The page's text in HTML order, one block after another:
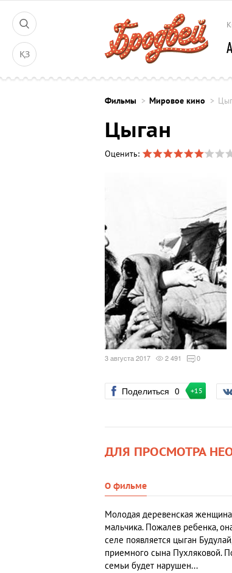
ҚЗ
Фильмы Мировое кино
Цыган
Оценить:
3 августа 2017 2 491 0
Поделиться 0 +15
ДЛЯ ПРОСМОТРА
О фильме
Молодая деревенская
мальчика. Пожалев ребенка,
селе появляется цыган
приемного сына Пухляковой.
семьи будет нарушен...